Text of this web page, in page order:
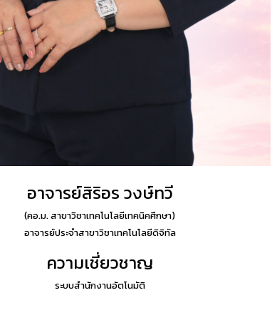
อาจารย์สิริอร วงษ์ทวี
(คอ.ม. สาขาวิชาเทคโนโลยีเทคนิคศึกษา)
อาจารย์ประจำสาขาวิชาเทคโนโลยีดิจิทัล
ความเชี่ยวชาญ
ระบบสำนักงานอัตโนมัติ